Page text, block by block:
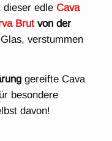
dieser edleCava
Brutvon der
verstummen
gereifte Cava
besondere
davon!